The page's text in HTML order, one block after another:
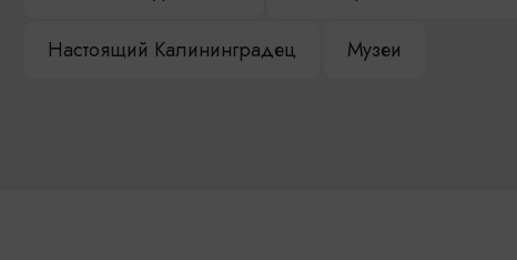
Настоящий Калининградец Музеи